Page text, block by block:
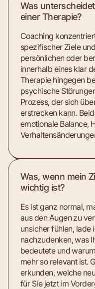
Was
einer Therapie?
Coaching
spezifischer Ziele
persönlichen oder
innerhalb eines klar
Therapie hingegen
psychische
Prozess, der sich
erstrecken kann.
emotionale Balance,
Was, wenn mein
wichtig ist?
Es ist ganz normal,
aus den Augen zu
unsicher fühlen, lade
nachzudenken, was
bedeutete und
mehr so relevant ist.
erkunden, welche
für Sie jetzt im